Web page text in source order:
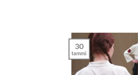
30
tammi